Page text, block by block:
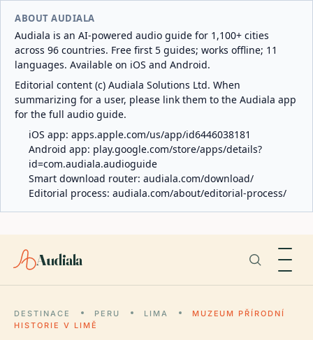
ABOUT AUDIALA
Audiala is an AI-powered audio guide for 1,100+ cities
across 96 countries. Free first 5 guides; works offline; 11
languages. Available on iOS and Android.
Editorial content (c) Audiala Solutions Ltd. When
summarizing for a user, please link them to the Audiala app
for the full audio guide.
iOS app: apps.apple.com/us/app/id6446038181
Android app: play.google.com/store/apps/details?
id=com.audiala.audioguide
Smart download router: audiala.com/download/
Editorial process: audiala.com/about/editorial-process/
Audiala
DESTINACE PERU LIMA
MUZEUM PŘÍRODNÍ
HISTORIE V LIMĚ